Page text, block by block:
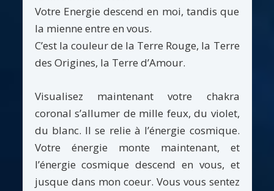
Votre Energie descend en moi, tandis que
la mienne entre en vous.
C’est la couleur de la Terre Rouge, la Terre
des Origines, la Terre d’Amour.
Visualisez maintenant votre chakra
coronal s’allumer de mille feux, du violet,
du blanc. Il se relie à l’énergie cosmique.
Votre énergie monte maintenant, et
l’énergie cosmique descend en vous, et
jusque dans mon coeur. Vous vous sentez